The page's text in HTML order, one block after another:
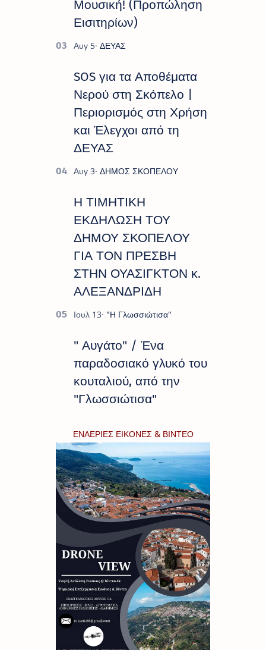
Μουσική! (Προπώληση
Εισιτηρίων)
SOS για τα Αποθέματα
Νερού στη Σκόπελο |
Περιορισμός στη Χρήση
και Έλεγχοι από τη
ΔΕΥΑΣ
Η ΤΙΜΗΤΙΚΗ
ΕΚΔΗΛΩΣΗ ΤΟΥ
ΔΗΜΟΥ ΣΚΟΠΕΛΟΥ
ΓΙΑ ΤΟΝ ΠΡΕΣΒΗ
ΣΤΗΝ ΟΥΑΣΙΓΚΤΟΝ κ.
ΑΛΕΞΑΝΔΡΙΔΗ
" Αυγάτο" / Ένα
παραδοσιακό γλυκό του
κουταλιού, από την
"Γλωσσιώτισα"
ΕΝΑΕΡΙΕΣ ΕΙΚΟΝΕΣ & ΒΙΝΤΕΟ